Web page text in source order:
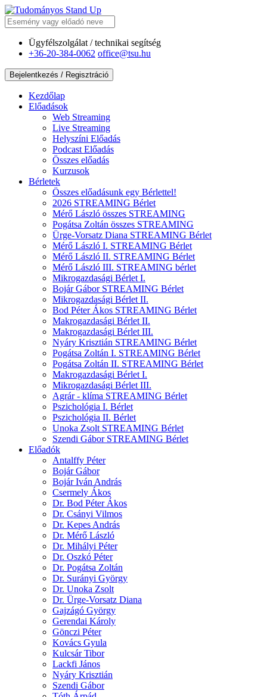
Ügyfélszolgálat / technikai segítség
+36-20-384-0062 office@tsu.hu
Bejelentkezés / Regisztráció
Kezdőlap
Előadások
Web Streaming
Live Streaming
Helyszíni Előadás
Podcast Előadás
Összes előadás
Kurzusok
Bérletek
Összes előadásunk egy Bérlettel!
2026 STREAMING Bérlet
Mérő László összes STREAMING
Pogátsa Zoltán összes STREAMING
Ürge-Vorsatz Diana STREAMING Bérlet
Mérő László I. STREAMING Bérlet
Mérő László II. STREAMING Bérlet
Mérő László III. STREAMING bérlet
Mikrogazdasági Bérlet I.
Bojár Gábor STREAMING Bérlet
Mikrogazdasági Bérlet II.
Bod Péter Ákos STREAMING Bérlet
Makrogazdasági Bérlet II.
Makrogazdasági Bérlet III.
Nyáry Krisztián STREAMING Bérlet
Pogátsa Zoltán I. STREAMING Bérlet
Pogátsa Zoltán II. STREAMING Bérlet
Makrogazdasági Bérlet I.
Mikrogazdasági Bérlet III.
Agrár - klíma STREAMING Bérlet
Pszichológia I. Bérlet
Pszichológia II. Bérlet
Unoka Zsolt STREAMING Bérlet
Szendi Gábor STREAMING Bérlet
Előadók
Antalffy Péter
Bojár Gábor
Bojár Iván András
Csermely Ákos
Dr. Bod Péter Ákos
Dr. Csányi Vilmos
Dr. Kepes András
Dr. Mérő László
Dr. Mihályi Péter
Dr. Oszkó Péter
Dr. Pogátsa Zoltán
Dr. Surányi György
Dr. Unoka Zsolt
Dr. Ürge-Vorsatz Diana
Gajzágó György
Gerendai Károly
Gönczi Péter
Kovács Gyula
Kulcsár Tibor
Lackfi János
Nyáry Krisztián
Szendi Gábor